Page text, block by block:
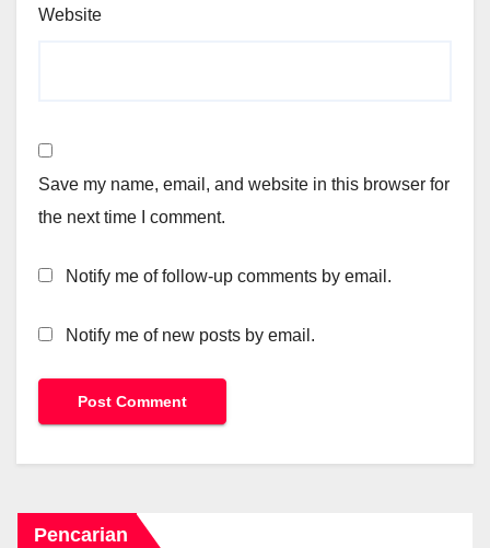
Website
Save my name, email, and website in this browser for
the next time I comment.
Notify me of follow-up comments by email.
Notify me of new posts by email.
Pencarian